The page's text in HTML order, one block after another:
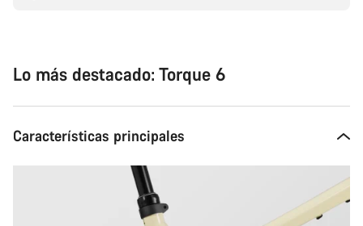
Lo más destacado: Torque 6
Características principales